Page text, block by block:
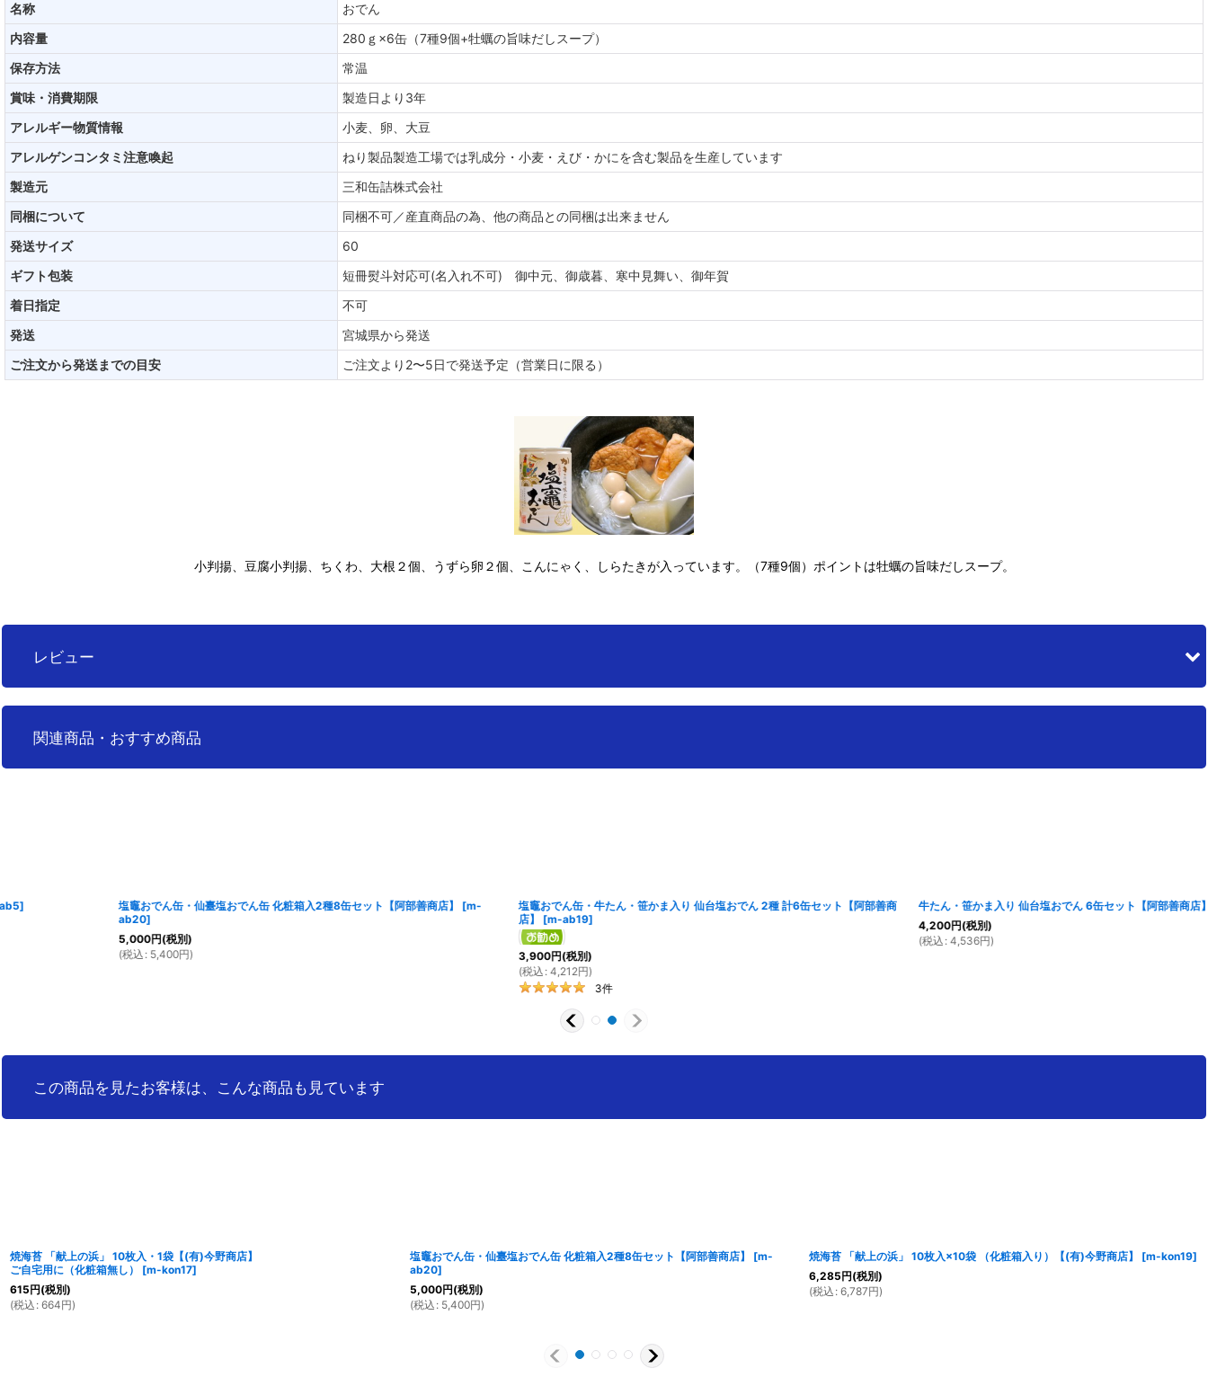
名称
おでん
内容量
280ｇ×6缶（7種9個+牡蠣の旨味だしスープ）
保存方法
常温
賞味・消費期限
製造日より3年
アレルギー物質情報
小麦、卵、大豆
アレルゲンコンタミ注意喚起
ねり製品製造工場では乳成分・小麦・えび・かにを含む製品を生産しています
製造元
三和缶詰株式会社
同梱について
同梱不可／産直商品の為、他の商品との同梱は出来ません
発送サイズ
60
ギフト包装
短冊熨斗対応可(名入れ不可) 御中元、御歳暮、寒中見舞い、御年賀
着日指定
不可
発送
宮城県から発送
ご注文から発送までの目安
ご注文より2〜5日で発送予定（営業日に限る）
小判揚、豆腐小判揚、ちくわ、大根２個、うずら卵２個、こんにゃく、しらたきが入っています。（7種9個）ポイントは牡蠣の旨味だしスープ。
レビュー
0件のレビュー
関連商品・おすすめ商品
塩竈おでん缶・牛たん・笹かま入り 仙台塩おでん 2種 計6缶セット【阿部善商
牛たん・笹かま入り 仙台塩おでん 6缶セット【阿部善商店】 [m-ab17]
浦霞のみくらべ 300ml５本組セット U-JSB【佐浦】 [m-saura66]
この商品を見たお客様は、こんな商品も見ています
焼海苔 「献上の浜」 10枚入・1袋【(有)今野商店】
ご自宅用に（化粧箱無し）
[m-kon17]
615円(税別)
(税込 : 664円)
塩竈おでん缶・仙臺塩おでん缶 化粧箱入2種8缶セット【阿部善商店】 [m-
ab20]
5,000円(税別)
(税込 : 5,400円)
焼海苔 「献上の浜」 10枚入×10袋 （化粧箱入り）【(有)今野商店】 [m-kon19]
6,285円(税別)
(税込 : 6,787円)